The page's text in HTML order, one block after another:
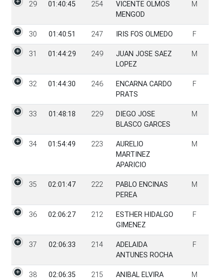
29 01:40:45 254
VICENTE OLMOS
MENGOD
M
30 01:40:51 247 IRIS FOS OLMEDO F
31 01:44:29 249
JUAN JOSE SAEZ
LOPEZ
M
32 01:44:30 246
ENCARNA CARDO
PRATS
F
33 01:48:18 229
DIEGO JOSE
BLASCO GARCES
M
34 01:54:49 223
AURELIO
MARTINEZ
APARICIO
M
35 02:01:47 222
PABLO ENCINAS
PEREA
M
36 02:06:27 212
ESTHER HIDALGO
GIMENEZ
F
37 02:06:33 214
ADELAIDA
ANTUNES ROCHA
F
38 02:06:35 215
ANIBAL ELVIRA
M